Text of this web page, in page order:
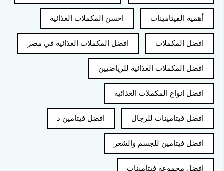
أهمية الفيتامينات احسن المكملات الغذائية
افضل المكملات افضل المكملات الغذائية في مصر
افضل المكملات الغذائية للرياضيين
افضل انواع المكملات الغذائيه
افضل فيتامينات للرجال افضل فيتامين د
افضل فيتامين للجسم والشعر
افضل مجموعة فيتامينات